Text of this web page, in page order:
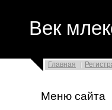
Век
Главная
Меню сайта